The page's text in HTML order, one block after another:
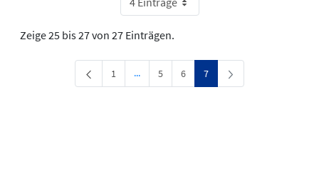
Zeige 25 bis 27 von 27 Einträgen.
Seite
1 ...
Zwischenseiten Navigieren mit TAB-Taste.
Seite
5 Seite
6 Seite
7